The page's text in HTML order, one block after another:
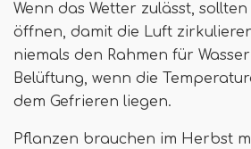
Wenn das Wetter zulässt,
öffnen, damit die Luft
niemals den Rahmen für
Belüftung, wenn die
dem Gefrieren liegen.
Pflanzen brauchen im Herbst